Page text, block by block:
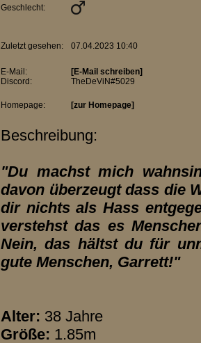
Geschlecht:
Zuletzt gesehen: 07.04.2023 10:40
E-Mail:
[E-Mail schreiben]
Discord:
TheDeViN#5029
Homepage: [zur Homepage]
Beschreibung:
"Du machst mich
davon überzeugt dass die
dir nichts als Hass
verstehst das es
Nein, das hältst du für
gute Menschen, Garrett!"
Alter: 38 Jahre
Größe: 1.85m